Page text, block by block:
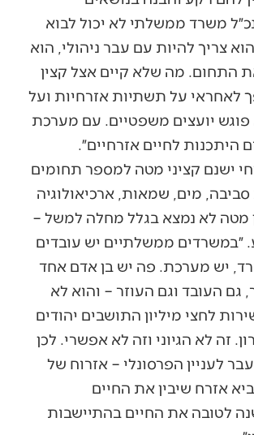
משרד ממשלתי לא יכול לבוא
צריך להיות עם עבר ניהולי, הוא
התחום. מה שלא קיים אצל קצין
לאחראי על תשתיות אזרחיות ועל
פוגש יועצים משפטיים. עם מערכת
היתכנות לחיים אזרחיים״.
ישנם קציני מטה למספר תחומים
מים, שמאות, ארכיאולוגיה
מטה לא נמצא בגלל מחלה למשל –
״במשרדים ממשלתיים יש עובדים
יש מערכת. פה יש בן אדם אחד
העובד וגם העוזר – והוא לא
לחצי מיליון התושבים יהודים
זה לא הגיוני וזה לא אפשרי. לכן
לעניין הפרסונלי – אזרוח של
אזרח שיבין את החיים
לטובה את החיים בהתיישבות